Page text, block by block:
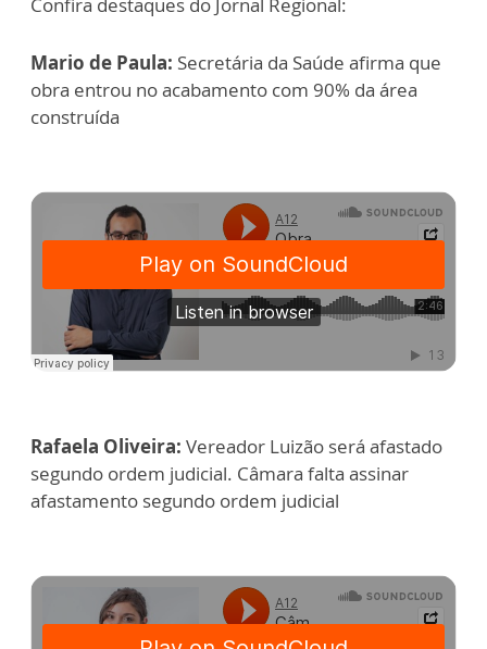
Mario de Paula: Secretária da Saúde afirma que
obra entrou no acabamento com 90% da área
construída
Rafaela Oliveira: Vereador Luizão será afastado
segundo ordem judicial. Câmara falta assinar
afastamento segundo ordem judicial